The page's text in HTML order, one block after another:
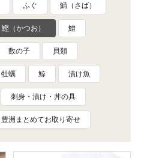
ふぐ 鯖（さば）
鰹（かつお） 鱧
数の子 貝類
牡蠣 鯨 漬け魚
刺身・漬け・丼の具
豊洲まとめてお取り寄せ